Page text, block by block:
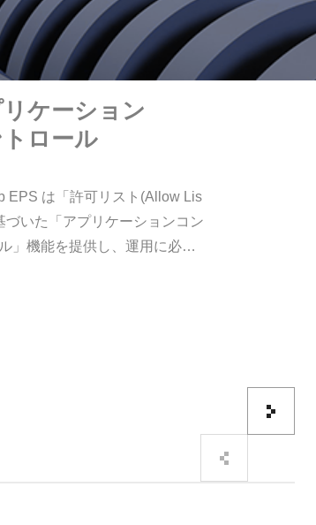
ネットワーク
USB や CD などの自動実行を遮断し、
ケーション
トロール
EPS は「許可リスト(Allow Lis
づいた「アプリケーションコン
」機能を提供し、運用に必要
이전
次へ